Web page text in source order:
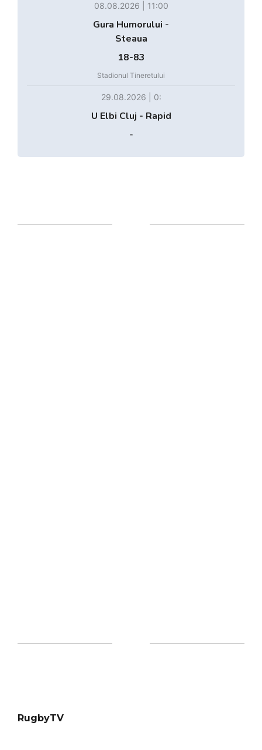
08.08.2026 | 11:00
Gura Humorului -
Steaua
18-83
Stadionul Tineretului
29.08.2026 | 0:
U Elbi Cluj - Rapid
-
RugbyTV